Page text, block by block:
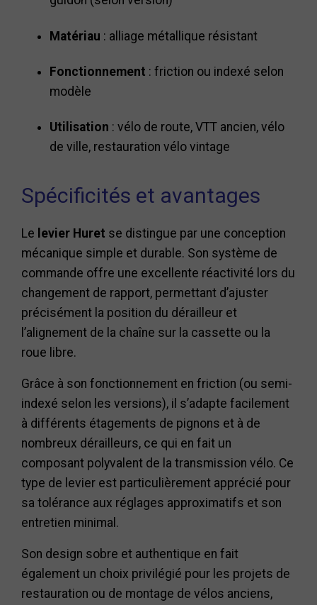
Matériau : alliage métallique résistant
Fonctionnement : friction ou indexé selon
modèle
Utilisation : vélo de route, VTT ancien, vélo
de ville, restauration vélo vintage
Spécificités et avantages
Le levier Huret se distingue par une conception
mécanique simple et durable. Son système de
commande offre une excellente réactivité lors du
changement de rapport, permettant d’ajuster
précisément la position du dérailleur et
l’alignement de la chaîne sur la cassette ou la
roue libre.
Grâce à son fonctionnement en friction (ou semi-
indexé selon les versions), il s’adapte facilement
à différents étagements de pignons et à de
nombreux dérailleurs, ce qui en fait un
composant polyvalent de la transmission vélo. Ce
type de levier est particulièrement apprécié pour
sa tolérance aux réglages approximatifs et son
entretien minimal.
Son design sobre et authentique en fait
également un choix privilégié pour les projets de
restauration ou de montage de vélos anciens,